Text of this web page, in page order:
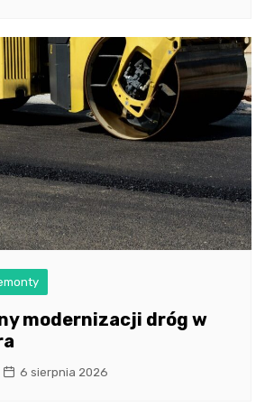
modernizacji dróg w
6 sierpnia 2026